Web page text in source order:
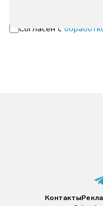
Согласен с
Контакты